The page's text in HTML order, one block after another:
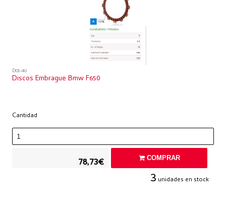
D01-40
Discos Embrague Bmw F650
Cantidad
78,73€ COMPRAR
3 unidades en stock